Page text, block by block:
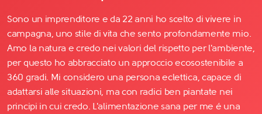
Sono un imprenditore e da 22 anni ho scelto di vivere in
campagna, uno stile di vita che sento profondamente mio.
Amo la natura e credo nei valori del rispetto per l'ambiente,
per questo ho abbracciato un approccio ecosostenibile a
360 gradi. Mi considero una persona eclettica, capace di
adattarsi alle situazioni, ma con radici ben piantate nei
principi in cui credo. L'alimentazione sana per me é una